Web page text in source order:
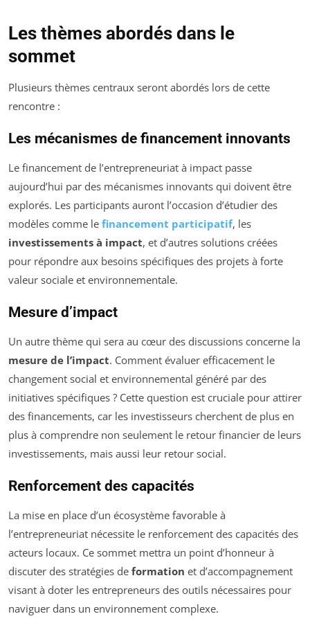
Les thèmes abordés dans le
sommet
Plusieurs thèmes centraux seront abordés lors de cette
rencontre :
Les mécanismes de financement innovants
Le financement de l’entrepreneuriat à impact passe
aujourd’hui par des mécanismes innovants qui doivent être
explorés. Les participants auront l’occasion d’étudier des
modèles comme le financement participatif, les
investissements à impact, et d’autres solutions créées
pour répondre aux besoins spécifiques des projets à forte
valeur sociale et environnementale.
Mesure d’impact
Un autre thème qui sera au cœur des discussions concerne la
mesure de l’impact. Comment évaluer efficacement le
changement social et environnemental généré par des
initiatives spécifiques ? Cette question est cruciale pour attirer
des financements, car les investisseurs cherchent de plus en
plus à comprendre non seulement le retour financier de leurs
investissements, mais aussi leur retour social.
Renforcement des capacités
La mise en place d’un écosystème favorable à
l’entrepreneuriat nécessite le renforcement des capacités des
acteurs locaux. Ce sommet mettra un point d’honneur à
discuter des stratégies de formation et d’accompagnement
visant à doter les entrepreneurs des outils nécessaires pour
naviguer dans un environnement complexe.